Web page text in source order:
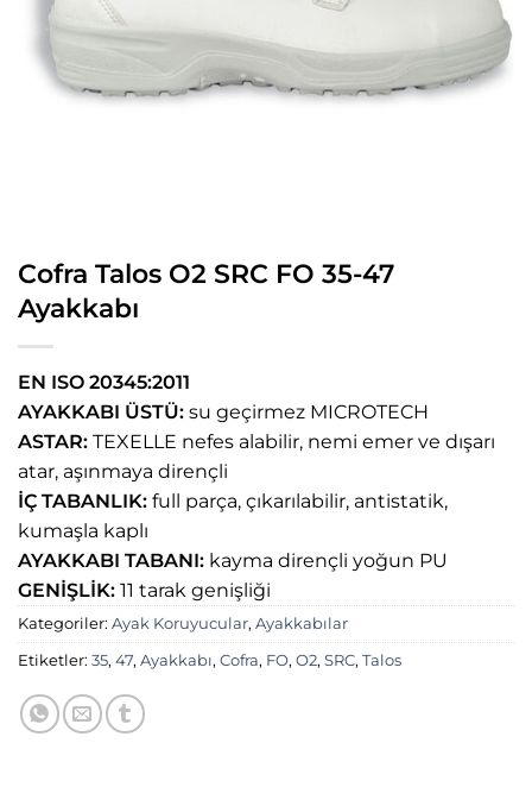
Cofra Talos O2 SRC FO 35-47
Ayakkabı
EN ISO 20345:2011
AYAKKABI ÜSTÜ: su geçirmez MICROTECH
ASTAR: TEXELLE nefes alabilir, nemi emer ve dışarı
atar, aşınmaya dirençli
İÇ TABANLIK: full parça, çıkarılabilir, antistatik,
kumaşla kaplı
AYAKKABI TABANI: kayma dirençli yoğun PU
GENİŞLİK: 11 tarak genişliği
Kategoriler: Ayak Koruyucular, Ayakkabılar
Etiketler: 35, 47, Ayakkabı, Cofra, FO, O2, SRC, Talos